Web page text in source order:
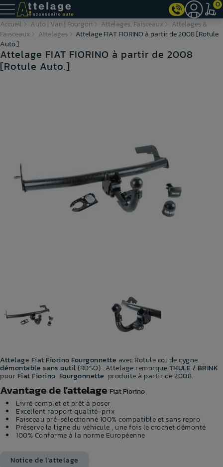
0
Accueil
Auto | Van | Fourgon Attelages, Faisceaux
Attelages &
Faisceaux
Attelages
Attelage FIAT FIORINO à partir de 2008 [Rotule
Auto.]
Attelage FIAT FIORINO à partir de 2008
[Rotule Auto.]
Attelage Fiat Fiorino Fourgonnette avec Rotule col de cygne
démontable sans outil(RDSO) . Attelage remorqueTHULE / BRINK
pour Fiat Fiorino Fourgonnette produite à partir de 2008.
Avantage de l'attelage Fiat Fiorino
Livré complet et prêt à poser
Excellent rapport qualité-prix
Faisceau pré-sélectionné 100% compatible et sans repro
Préserve la ligne du véhicule , une fois le crochet démonté
100% Conforme à la norme Européenne
Notice de l'attelage